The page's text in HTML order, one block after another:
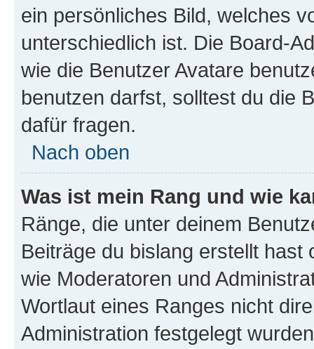
ein persönliches Bild, welches
unterschiedlich ist. Die Board-
wie die Benutzer Avatare
benutzen darfst, solltest du die
dafür fragen.
Nach oben
Was ist mein Rang und wie
Ränge, die unter deinem
Beiträge du bislang erstellt
wie Moderatoren und
Wortlaut eines Ranges nicht
Administration festgelegt